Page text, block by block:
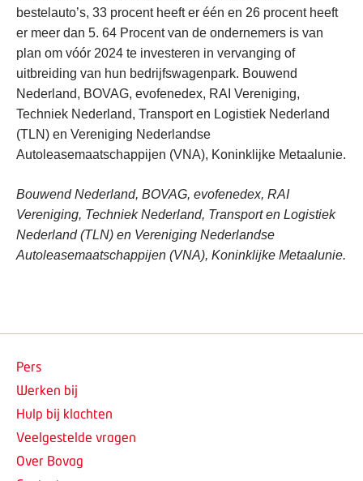
bestelauto’s, 33 procent heeft er één en 26 procent heeft
er meer dan 5. 64 Procent van de ondernemers is van
plan om vóór 2024 te investeren in vervanging of
uitbreiding van hun bedrijfswagenpark. Bouwend
Nederland, BOVAG, evofenedex, RAI Vereniging,
Techniek Nederland, Transport en Logistiek Nederland
(TLN) en Vereniging Nederlandse
Autoleasemaatschappijen (VNA), Koninklijke Metaalunie.
Bouwend Nederland, BOVAG, evofenedex, RAI
Vereniging, Techniek Nederland, Transport en Logistiek
Nederland (TLN) en Vereniging Nederlandse
Autoleasemaatschappijen (VNA), Koninklijke Metaalunie.
Pers
Werken bij
Hulp bij klachten
Veelgestelde vragen
Over Bovag